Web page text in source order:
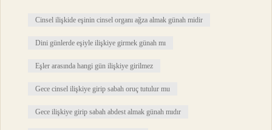
Cinsel ilişkide eşinin cinsel organı ağza almak günah midir
Dini günlerde eşiyle ilişkiye girmek günah mı
Eşler arasında hangi gün ilişkiye girilmez
Gece cinsel ilişkiye girip sabah oruç tutulur mu
Gece ilişkiye girip sabah abdest almak günah mıdır